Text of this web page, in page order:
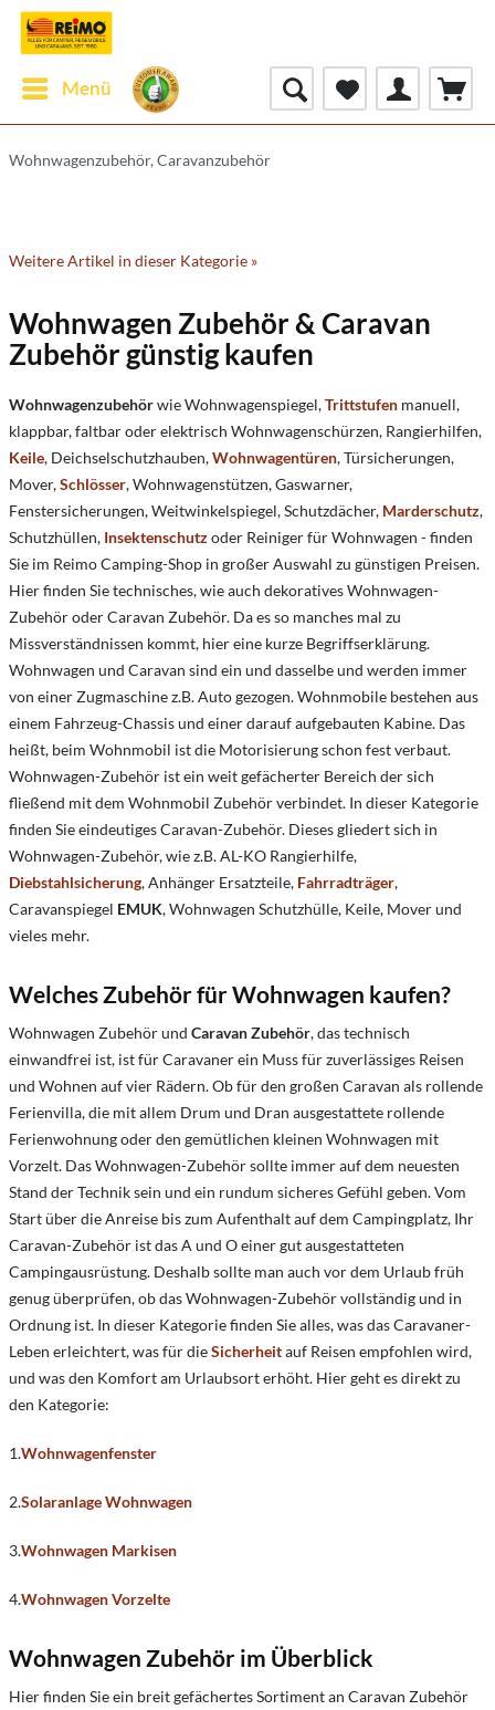
Menü
Wohnwagenzubehör, Caravanzubehör
Weitere Artikel in dieser Kategorie »
Wohnwagen Zubehör & Caravan
Zubehör günstig kaufen
Wohnwagenzubehörwie Wohnwagenspiegel,Trittstufen manuell,
klappbar, faltbar oder elektrisch Wohnwagenschürzen, Rangierhilfen,
Keile, Deichselschutzhauben,Wohnwagentüren, Türsicherungen,
Mover,Schlösser, Wohnwagenstützen, Gaswarner,
Fenstersicherungen, Weitwinkelspiegel, Schutzdächer, Marderschutz,
Schutzhüllen, Insektenschutzoder Reiniger für Wohnwagen - finden
Sie im Reimo Camping-Shop in großer Auswahl zu günstigen Preisen.
Hier finden Sie technisches, wie auch dekoratives Wohnwagen-
Zubehör oder Caravan Zubehör. Da es so manches mal zu
Missverständnissen kommt, hier eine kurze Begriffserklärung.
Wohnwagen und Caravan sind ein und dasselbe und werden immer
von einer Zugmaschine z.B. Auto gezogen. Wohnmobile bestehen aus
einem Fahrzeug-Chassis und einer darauf aufgebauten Kabine. Das
heißt, beim Wohnmobil ist die Motorisierung schon fest verbaut.
Wohnwagen-Zubehör ist ein weit gefächerter Bereich der sich
fließend mit dem Wohnmobil Zubehör verbindet. In dieser Kategorie
finden Sie eindeutiges Caravan-Zubehör. Dieses gliedert sich in
Wohnwagen-Zubehör, wie z.B. AL-KO Rangierhilfe,
Diebstahlsicherung, Anhänger Ersatzteile, Fahrradträger,
Caravanspiegel EMUK, Wohnwagen Schutzhülle, Keile, Mover und
vieles mehr.
Welches Zubehör für Wohnwagen kaufen?
Wohnwagen Zubehör und Caravan Zubehör, das technisch
einwandfrei ist, ist für Caravaner ein Muss für zuverlässiges Reisen
und Wohnen auf vier Rädern. Ob für den großen Caravan als rollende
Ferienvilla, die mit allem Drum und Dran ausgestattete rollende
Ferienwohnung oder den gemütlichen kleinen Wohnwagen mit
Vorzelt. Das Wohnwagen-Zubehör sollte immer auf dem neuesten
Stand der Technik sein und ein rundum sicheres Gefühl geben. Vom
Start über die Anreise bis zum Aufenthalt auf dem Campingplatz, Ihr
Caravan-Zubehör ist das A und O einer gut ausgestatteten
Campingausrüstung. Deshalb sollte man auch vor dem Urlaub früh
genug überprüfen, ob das Wohnwagen-Zubehör vollständig und in
Ordnung ist. In dieser Kategorie finden Sie alles, was das Caravaner-
Leben erleichtert, was für dieSicherheitauf Reisen empfohlen wird,
und was den Komfort am Urlaubsort erhöht. Hier geht es direkt zu
den Kategorie:
1.Wohnwagenfenster
2.SolaranlageWohnwagen
3.Wohnwagen Markisen
4.Wohnwagen Vorzelte
Wohnwagen Zubehör im Überblick
Hier finden Sie ein breit gefächertes Sortiment an Caravan Zubehör